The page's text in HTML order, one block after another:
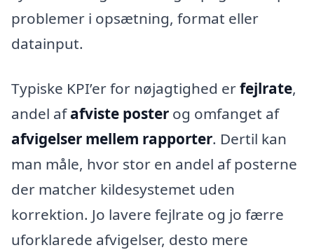
problemer i opsætning, format eller
datainput.
Typiske KPI’er for nøjagtighed erfejlrate,
andel afafviste poster og omfanget af
afvigelser mellem rapporter. Dertil kan
man måle, hvor stor en andel af posterne
der matcher kildesystemet uden
korrektion. Jo lavere fejlrate og jo færre
uforklarede afvigelser, desto mere